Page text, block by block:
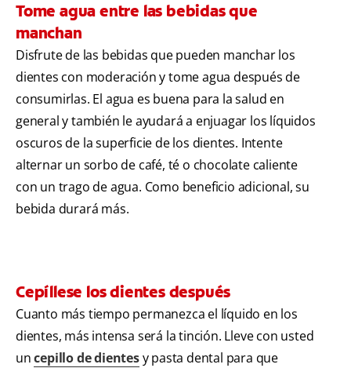
Tome agua entre las bebidas que
manchan
Disfrute de las bebidas que pueden manchar los
dientes con moderación y tome agua después de
consumirlas. El agua es buena para la salud en
general y también le ayudará a enjuagar los líquidos
oscuros de la superficie de los dientes. Intente
alternar un sorbo de café, té o chocolate caliente
con un trago de agua. Como beneficio adicional, su
bebida durará más.
Cepíllese los dientes después
Cuanto más tiempo permanezca el líquido en los
dientes, más intensa será la tinción. Lleve con usted
uncepillo de dientesy pasta dental para que